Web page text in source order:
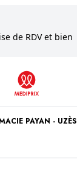
de RDV et bien
PAYAN - UZÈS